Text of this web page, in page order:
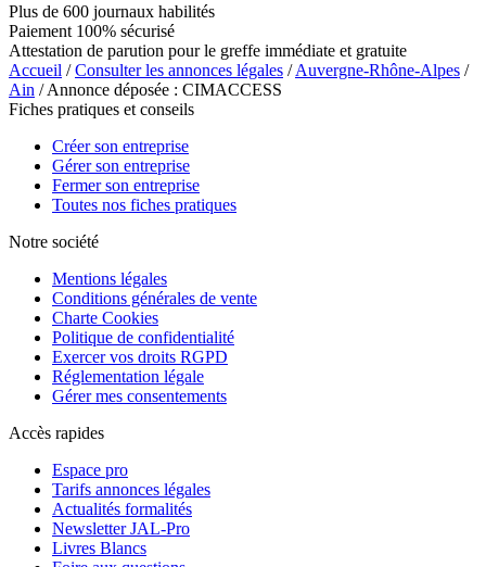
Plus de 600 journaux habilités
Paiement 100% sécurisé
Attestation de parution pour le greffe immédiate et gratuite
Accueil /Consulter les annonces légales /Auvergne-Rhône-Alpes /
Ain / Annonce déposée : CIMACCESS
Fiches pratiques et conseils
Créer son entreprise
Gérer son entreprise
Fermer son entreprise
Toutes nos fiches pratiques
Notre société
Mentions légales
Conditions générales de vente
Charte Cookies
Politique de confidentialité
Exercer vos droits RGPD
Réglementation légale
Gérer mes consentements
Accès rapides
Espace pro
Tarifs annonces légales
Actualités formalités
Newsletter JAL-Pro
Livres Blancs